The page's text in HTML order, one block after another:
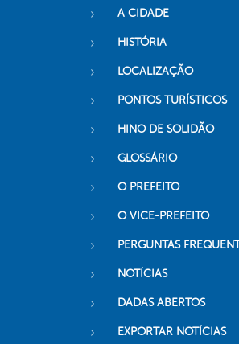
A CIDADE
HISTÓRIA
LOCALIZAÇÃO
PONTOS TURÍSTICOS
HINO DE SOLIDÃO
GLOSSÁRIO
O PREFEITO
O VICE-PREFEITO
PERGUNTAS
NOTÍCIAS
DADAS ABERTOS
EXPORTAR NOTÍCIAS